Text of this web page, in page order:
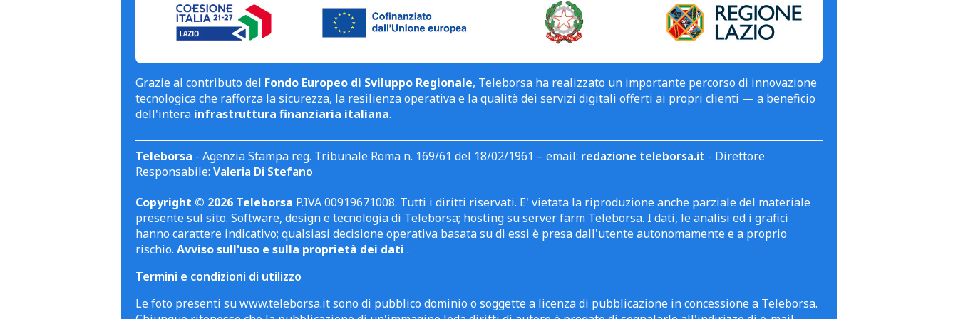
Grazie al contributo del Fondo Europeo di Sviluppo Regionale, Teleborsa ha realizzato un importante percorso di innovazione
tecnologica che rafforza la sicurezza, la resilienza operativa e la qualità dei servizi digitali offerti ai propri clienti — a beneficio
dell'intera infrastruttura finanziaria italiana.
Teleborsa - Agenzia Stampa reg. Tribunale Roma n. 169/61 del 18/02/1961 – email: redazione teleborsa.it - Direttore
Responsabile: Valeria Di Stefano
Copyright © 2026 Teleborsa P.IVA 00919671008. Tutti i diritti riservati. E' vietata la riproduzione anche parziale del materiale
presente sul sito. Software, design e tecnologia di Teleborsa; hosting su server farm Teleborsa. I dati, le analisi ed i grafici
hanno carattere indicativo; qualsiasi decisione operativa basata su di essi è presa dall'utente autonomamente e a proprio
rischio. Avviso sull'uso e sulla proprietà dei dati .
Termini e condizioni di utilizzo
Le foto presenti su www.teleborsa.it sono di pubblico dominio o soggette a licenza di pubblicazione in concessione a Teleborsa.